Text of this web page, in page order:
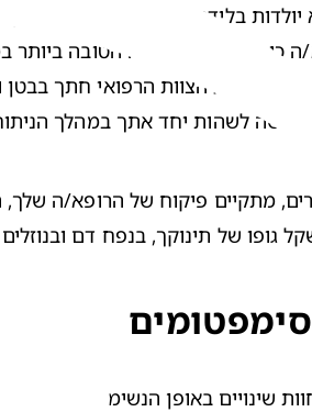
בלידה וגינלית, אלא
כי זוהי דרך הפעולה הטובה
לשהות יחד אתך במהלך
גופו של תינוקך, בנפח דם